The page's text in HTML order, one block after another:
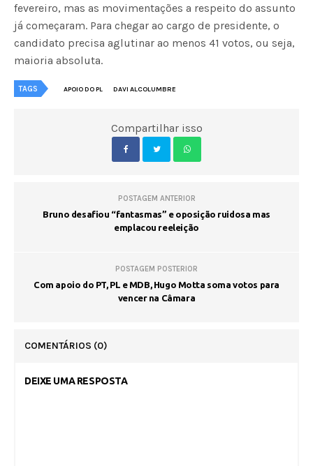
fevereiro, mas as movimentações a respeito do assunto
já começaram. Para chegar ao cargo de presidente, o
candidato precisa aglutinar ao menos 41 votos, ou seja,
maioria absoluta.
TAGS APOIO DO PL DAVI ALCOLUMBRE
Compartilhar isso
POSTAGEM ANTERIOR
Bruno desafiou “fantasmas” e oposição ruidosa mas
emplacou reeleição
POSTAGEM POSTERIOR
Com apoio do PT, PL e MDB, Hugo Motta soma votos para
vencer na Câmara
COMENTÁRIOS (0)
DEIXE UMA RESPOSTA